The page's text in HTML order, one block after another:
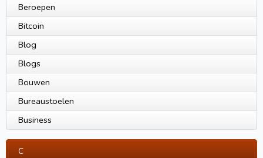
Beroepen
Bitcoin
Blog
Blogs
Bouwen
Bureaustoelen
Business
C